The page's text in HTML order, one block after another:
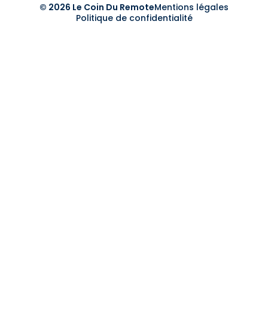
© 2026 Le Coin Du RemoteMentions légales
Politique de confidentialité